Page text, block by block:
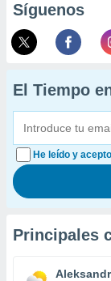
Síguenos
El Tiempo
He leído y
Principales